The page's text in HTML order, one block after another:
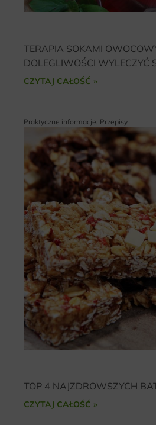
TERAPIA SOKAMI
DOLEGLIWOŚCI WYLECZYĆ
CZYTAJ CAŁOŚĆ »
Praktyczne informacje, Przepisy
TOP 4 NAJZDROWSZYCH
CZYTAJ CAŁOŚĆ »